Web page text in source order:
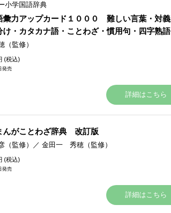
小学国語辞典
彙力アップカード１０００ 難しい言葉・対義
け・カタカナ語・ことわざ・慣用句・四字熟語
監修）
(税込)
発売
詳細はこちら
んがことわざ辞典 改訂版
監修） ／ 金田一 秀穂（監修）
(税込)
発売
詳細はこちら